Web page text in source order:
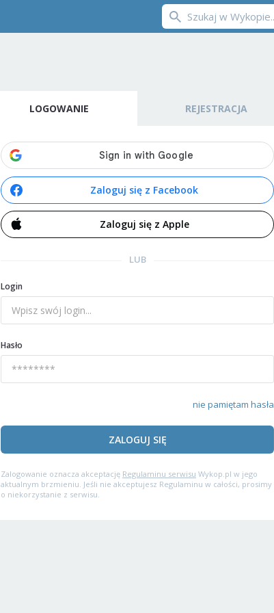
LOGOWANIE REJESTRACJA
Zaloguj się z Facebook
Zaloguj się z Apple
LUB
Login
Hasło
nie pamiętam hasła
ZALOGUJ SIĘ
Zalogowanie oznacza akceptację Regulaminu serwisu Wykop.pl w jego
aktualnym brzmieniu. Jeśli nie akceptujesz Regulaminu w całości, prosimy
o niekorzystanie z serwisu.